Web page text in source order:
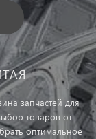
запчастей для
товаров от
оптимальное